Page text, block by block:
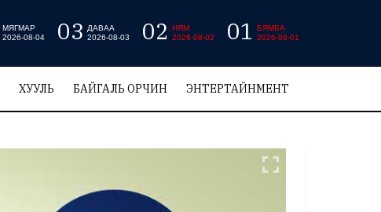
МЯГМАР
2026-08-04
03
ДАВАА
2026-08-03
02
НЯМ
2026-08-02
01
БЯМБА
2026-08-01
ХУУЛЬ БАЙГАЛЬ ОРЧИН ЭНТЕРТАЙНМЕНТ